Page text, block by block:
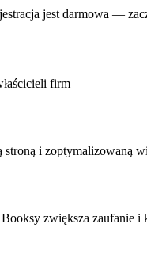
jest darmowa —
firm
stroną i zoptymalizowaną
zwiększa